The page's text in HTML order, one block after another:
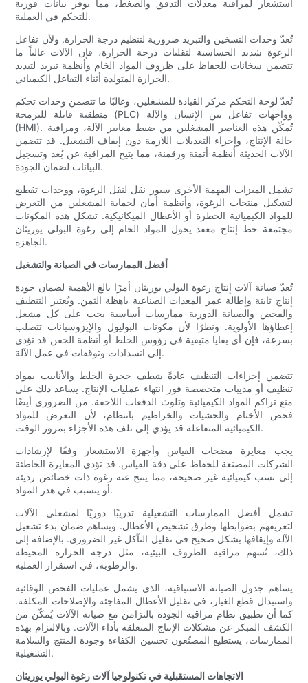
استشعار لمراقبة معدلات التدفق والضغط، مما يوفر بيانات فورية
للتحكم في العملية.
تُعدّ وحدات التسخين والتبريد ضرورية لتنظيم درجة الحرارة. ولأن تفاعل
الرغوة شديد الحساسية لتقلبات درجة الحرارة، فإن الآلات غالباً ما
تتضمن سخانات للحفاظ على ظروف المواد الخام وأنظمة تبريد لتبديد
الحرارة المتولدة أثناء التفاعل الكيميائي.
تُعدّ لوحة التحكم مركز القيادة للمشغلين، وغالبًا ما تتضمن وحدات تحكم
منطقية قابلة للبرمجة (PLC) وواجهات تفاعل بين الإنسان والآلة
(HMI). تُمكّن هذه العناصر المشغلين من ضبط معايير الآلة، ومراقبة
حالة الإنتاج، وإجراء التعديلات اللازمة دون إيقاف التشغيل. قد تتضمن
الآلات الحديثة أنظمة أتمتة ورقمنة، مما يتيح المراقبة عن بُعد وتسجيل
البيانات لضمان الجودة.
تشمل الميزات المهمة الأخرى سيور نقل لنقل الرغوة، ووحدات تقطيع
لتشكيل منتجات الرغوة، وأنظمة أمان لحماية المشغلين من التعرض
للمواد الكيميائية الخطرة أو الأعطال الميكانيكية. تشكل هذه المكونات
مجتمعة خط إنتاج معقد يحول المواد الخام إلى رغوة البولي يوريثان
الجاهزة.
أفضل الممارسات في الصيانة والتشغيل
تُعدّ صيانة آلات إنتاج رغوة البولي يوريثان أمرًا بالغ الأهمية لضمان جودة
إنتاج ثابتة وإطالة عمر المعدات الصناعية باهظة الثمن. ويُعتبر التنظيف
والفحص والصيانة الدورية ممارسات أساسية يجب على كل مشغل
إعطاؤها الأولوية. ونظرًا لأن مكونات البوليول والإيزوسيانات تتصلب
بسرعة، فإن أي بقايا متبقية في رؤوس الخلط أو أنظمة الحقن قد تؤدي
إلى انسدادات وتوقفات في عمل الآلة.
تتضمن إجراءات التنظيف عادةً شطف حجرة الخلط والأنابيب بمواد
تنظيف أو مذيبات متخصصة فور انتهاء عمليات الإنتاج. يساعد ذلك على
منع تراكم المواد الكيميائية وتلوث الدفعات اللاحقة. من الضروري أيضًا
فحص الأختام والحشيات والخراطيم بانتظام، لأن التعرض للمواد
الكيميائية المتفاعلة قد يؤدي إلى تلف هذه الأجزاء بمرور الوقت.
يجب معايرة مضخات القياس وأجهزة الاستشعار وفقًا لإرشادات
الشركات المصنعة للحفاظ على دقة القياس. قد تؤدي المعايرة الخاطئة
إلى نسب كيميائية غير صحيحة، مما ينتج عنه رغوة ذات خصائص رديئة
أو يتسبب في هدر المواد.
تشمل أفضل الممارسات التشغيلية تدريبًا دوريًا لمشغلي الآلات
لتعريفهم بضوابطها وطرق تشخيص الأعطال. ويساهم ضمان بدء تشغيل
الآلة وإيقافها بشكل صحيح في تقليل التآكل غير الضروري. بالإضافة إلى
ذلك، تُسهم مراقبة الظروف البيئية، مثل درجة الحرارة المحيطة
والرطوبة، في استقرار العملية.
يساهم جدول الصيانة الاستباقية، الذي يشمل عمليات الفحص الوقائية
واستبدال قطع الغيار، في تقليل الأعطال المفاجئة والإصلاحات المكلفة.
كما أن تطبيق نظام مراقبة الجودة بالتزامن مع صيانة الآلات يُمكّن من
الكشف المبكر عن مشكلات الإنتاج المتعلقة بأداء الآلات. وبالالتزام بهذه
الممارسات، يستطيع المصنّعون تحسين الكفاءة وجودة المنتج والسلامة
التشغيلية.
الاتجاهات المستقبلية في تكنولوجيا آلات رغوة البولي يوريثان